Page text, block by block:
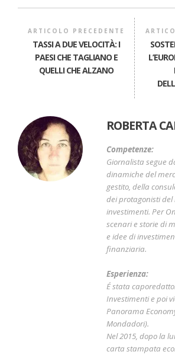
ARTICOLO PRECEDENTE
TASSI A DUE VELOCITÀ: I
PAESI CHE TAGLIANO E
QUELLI CHE ALZANO
ROBERTA
Competenze:
Giornalista segue
dinamiche del
gestito, della
dei protagonisti
investimenti. Per
scenari e storie di
e idee di
finanziaria.
Esperienza:
É stata
Investimenti e poi
Panorama
Mondadori).
Nel 2015, dopo la
carta stampata